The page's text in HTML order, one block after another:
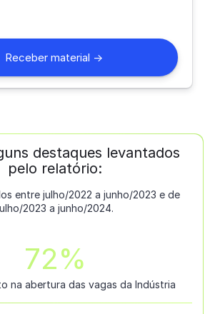
destaques levantados
pelo relatório:
entre julho/2022 a junho/2023 e de
2023 a junho/2024.
77%
na abertura das vagas da Indústria